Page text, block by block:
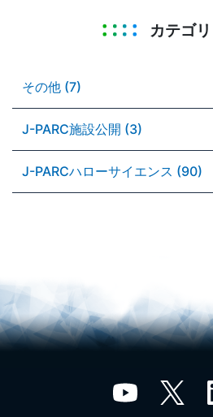
カテゴリ
その他 (7)
J-PARC施設公開 (3)
J-PARCハローサイエンス (90)